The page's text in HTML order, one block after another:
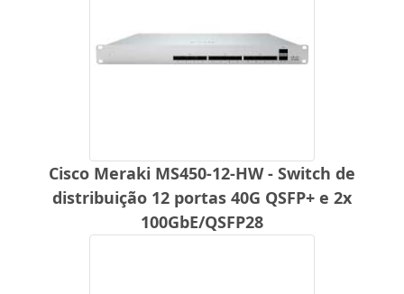
Cisco Meraki MS450-12-HW - Switch de
distribuição 12 portas 40G QSFP+ e 2x
100GbE/QSFP28